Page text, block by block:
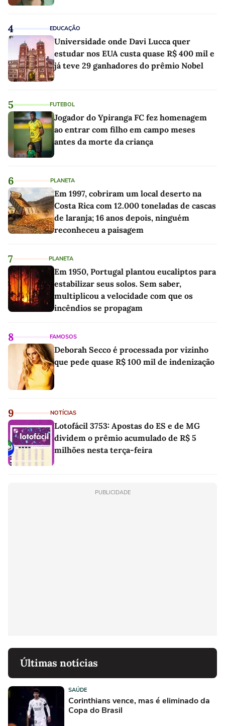
4 EDUCAÇÃO
Universidade onde Davi Lucca quer
estudar nos EUA custa quase R$ 400 mil e
já teve 29 ganhadores do prêmio Nobel
5 FUTEBOL
Jogador do Ypiranga FC fez homenagem
ao entrar com filho em campo meses
antes da morte da criança
6 PLANETA
Em 1997, cobriram um local deserto na
Costa Rica com 12.000 toneladas de cascas
de laranja; 16 anos depois, ninguém
reconheceu a paisagem
7 PLANETA
Em 1950, Portugal plantou eucaliptos para
estabilizar seus solos. Sem saber,
multiplicou a velocidade com que os
incêndios se propagam
8 FAMOSOS
Deborah Secco é processada por vizinho
que pede quase R$ 100 mil de indenização
9 NOTÍCIAS
Lotofácil 3753: Apostas do ES e de MG
dividem o prêmio acumulado de R$ 5
milhões nesta terça-feira
PUBLICIDADE
Últimas notícias
SAÚDE
Corinthians vence, mas é eliminado da
Copa do Brasil